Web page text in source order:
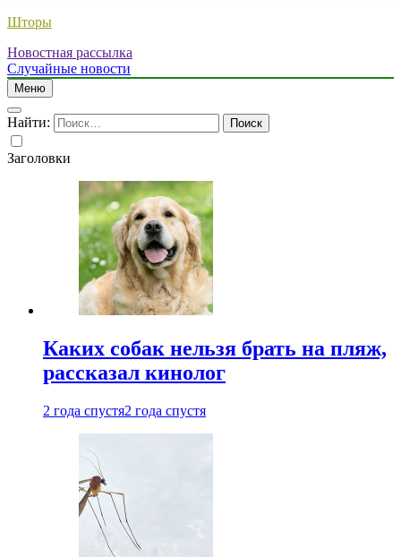
Шторы
Новостная рассылка
Случайные новости
Меню
Найти:
Заголовки
Каких собак нельзя брать на пляж,
рассказал кинолог
2 года спустя2 года спустя